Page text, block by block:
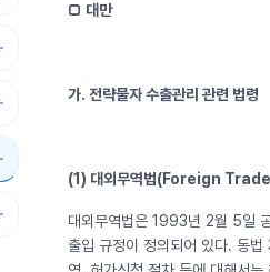
□ 대만
가. 전략물자 수출관리 관련 법령
(1) 대외무역법(Foreign
대외무역법은 1993년 2월 5일
출입 규정이 정의되어 있다. 동